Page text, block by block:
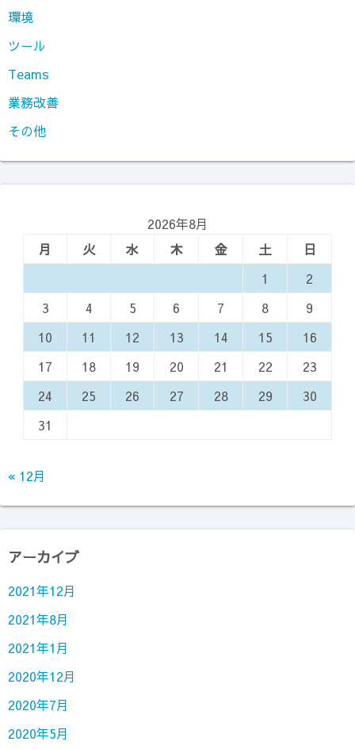
環境
ツール
Teams
業務改善
その他
2026年8月
月
火 水 木 金 土
日
1
2
3
4 5 6 7 8
9
10
11 12 13 14 15
16
17
18 19 20 21 22
23
24
25 26 27 28 29
30
31
« 12月
アーカイブ
2021年12月
2021年8月
2021年1月
2020年12月
2020年7月
2020年5月